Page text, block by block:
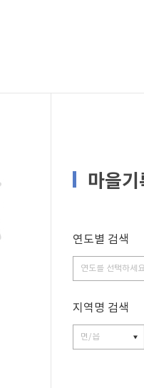
마을기
연도별 검색
지역명 검색